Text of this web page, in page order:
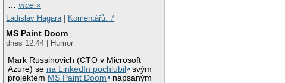
…více »
Ladislav Hagara
Komentářů: 7
MS Paint Doom
dnes 12:44 | Humor
Mark Russinovich (CTO v Microsoft
Azure) se na LinkedIn pochlubil
svým
projektem MS Paint Doom
napsaným